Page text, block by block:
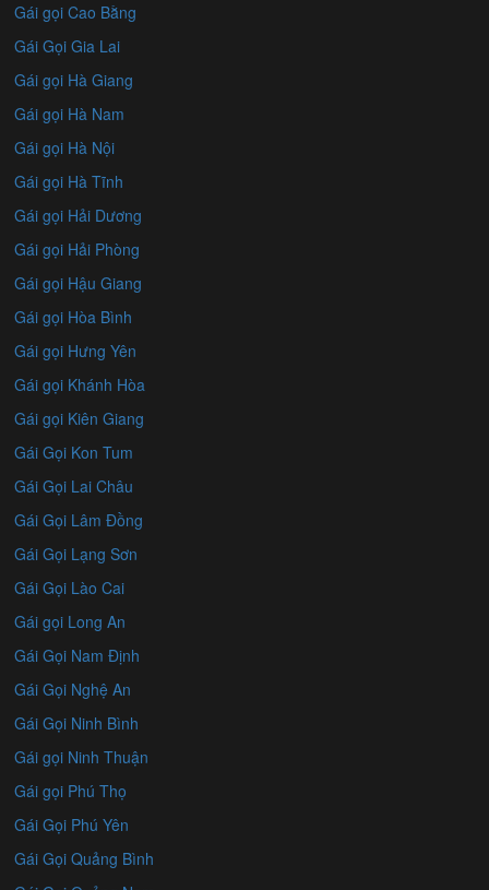
Gái gọi Cao Bằng
Gái Gọi Gia Lai
Gái gọi Hà Giang
Gái gọi Hà Nam
Gái gọi Hà Nội
Gái gọi Hà Tĩnh
Gái gọi Hải Dương
Gái gọi Hải Phòng
Gái gọi Hậu Giang
Gái gọi Hòa Bình
Gái gọi Hưng Yên
Gái gọi Khánh Hòa
Gái gọi Kiên Giang
Gái Gọi Kon Tum
Gái Gọi Lai Châu
Gái Gọi Lâm Đồng
Gái Gọi Lạng Sơn
Gái Gọi Lào Cai
Gái gọi Long An
Gái Gọi Nam Định
Gái Gọi Nghệ An
Gái Gọi Ninh Bình
Gái gọi Ninh Thuận
Gái gọi Phú Thọ
Gái Gọi Phú Yên
Gái Gọi Quảng Bình